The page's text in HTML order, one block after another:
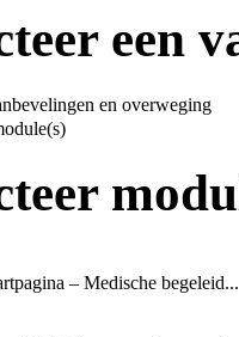
een
en overweging
– Medische begeleid...